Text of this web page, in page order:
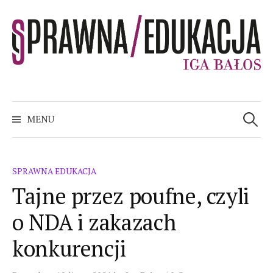
to
content
MENU Szukaj:
SPRAWNA EDUKACJA
Tajne przez poufne, czyli
o NDA i zakazach
konkurencji